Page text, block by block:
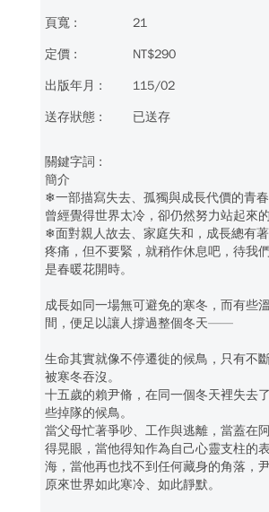
21
NT$290
115/02
已送存
簡介
❄一部描寫失去、孤獨與成長代價的青
曾經覺得世界太冷，卻仍然努力站起來的
❄面對親人故去、家庭失和，成長總有
疼痛，但不要緊，就稍作休息吧，待我
是春暖花開時。
成長如同一場無可避免的寒冬，而有些
間，便足以讓人撐過整個冬天——
生命其實就像不停遷徙的候鳥，只有不
被寒冬吞沒。
十五歲的賴尹脩，在同一個冬天裡失去
些掉隊的候鳥。
當父母忙著爭吵、工作與逃離，當蓋在
得晃眼，當他得知作為自己心靈支柱的
海，當他再也找不到任何藏身的角落
原來世界如此寒冷、如此靜默。